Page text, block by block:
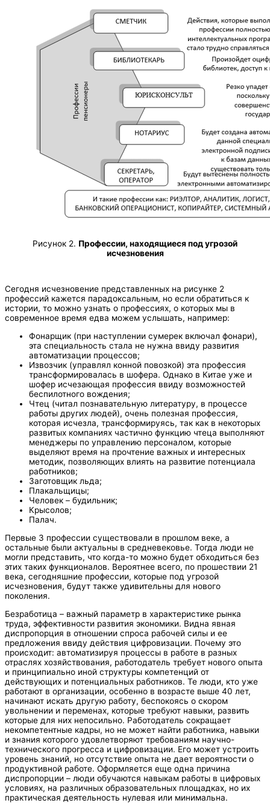
Рисунок 2. Профессии, находящиеся под угрозой
исчезновения
Сегодня исчезновение представленных на рисунке 2
профессий кажется парадоксальным, но если обратиться к
истории, то можно узнать о профессиях, о которых мы в
современное время едва можем услышать, например:
Фонарщик (при наступлении сумерек включал фонари),
эта специальность стала не нужна ввиду развития
автоматизации процессов;
Извозчик (управлял конной повозкой) эта профессия
трансформировалась в шофера. Однако в Китае уже и
шофер исчезающая профессия ввиду возможностей
беспилотного вождения;
Чтец (читал познавательную литературу, в процессе
работы других людей), очень полезная профессия,
которая исчезла, трансформируясь, так как в некоторых
развитых компаниях частично функцию чтеца выполняют
менеджеры по управлению персоналом, которые
выделяют время на прочтение важных и интересных
методик, позволяющих влиять на развитие потенциала
работников;
Заготовщик льда;
Плакальщицы;
Человек – будильник;
Крысолов;
Палач.
Первые 3 профессии существовали в прошлом веке, а
остальные были актуальны в средневековье. Тогда люди не
могли представить, что когда-то можно будет обходиться без
этих таких функционалов. Вероятнее всего, по прошествии 21
века, сегодняшние профессии, которые под угрозой
исчезновения, будут также удивительны для нового
поколения.
Безработица – важный параметр в характеристике рынка
труда, эффективности развития экономики. Видна явная
диспропорция в отношении спроса рабочей силы и ее
предложения ввиду действия цифровизации. Почему это
происходит: автоматизируя процессы в работе в разных
отраслях хозяйствования, работодатель требует нового опыта
и принципиально иной структуры компетенций от
действующих и потенциальных работников. Те люди, кто уже
работают в организации, особенно в возрасте выше 40 лет,
начинают искать другую работу, беспокоясь о скором
увольнении и переменах, которые требуют навыки, развить
которые для них непосильно. Работодатель сокращает
некомпетентные кадры, но не может найти работника, навыки
и знания которого удовлетворяют требованиям научно-
технического прогресса и цифровизации. Его может устроить
уровень знаний, но отсутствие опыта не дает вероятности о
продуктивной работе. Оформляется еще одна причина
диспропорции – люди обучаются навыкам работы в цифровых
условиях, на различных образовательных площадках, но их
практическая деятельность нулевая или минимальна.